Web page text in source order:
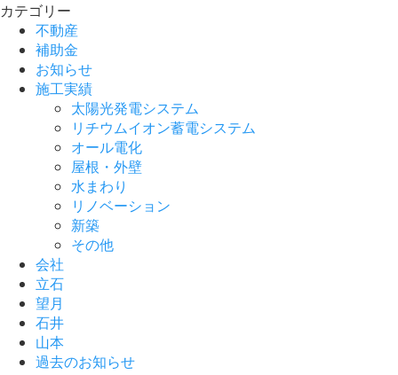
カテゴリー
不動産
補助金
お知らせ
施工実績
太陽光発電システム
リチウムイオン蓄電システム
オール電化
屋根・外壁
水まわり
リノベーション
新築
その他
会社
立石
望月
石井
山本
過去のお知らせ